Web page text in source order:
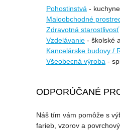
Pohostinstvá -
Maloobchodné
Zdravotná starostlivosť
Vzdelávanie - školské
Kancelárske budovy /
Všeobecná výroba -
ODPORÚČANÉ
Náš tím vám pomôže s
farieb, vzorov a